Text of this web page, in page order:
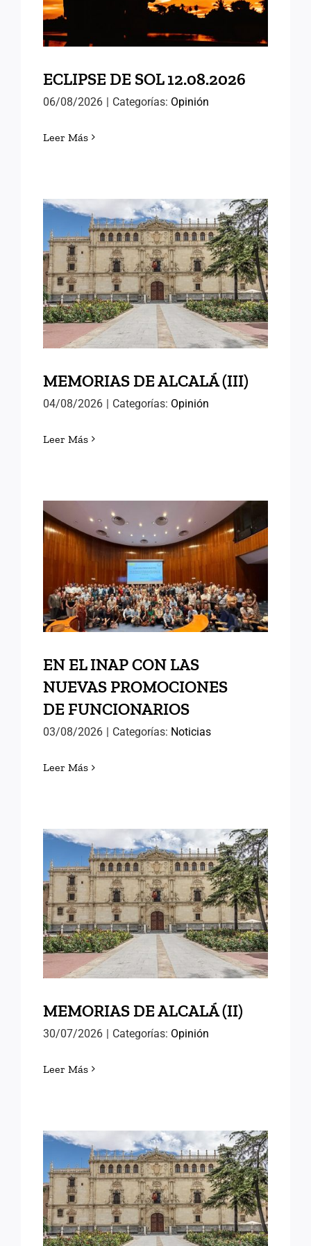
ECLIPSE DE SOL 12.08.2026
06/08/2026 | Categorías: Opinión
Leer Más
MEMORIAS DE ALCALÁ
(III)
MEMORIAS DE ALCALÁ (III)
04/08/2026 | Categorías: Opinión
Leer Más
EN EL INAP CON LAS
NUEVAS PROMOCIONES
DE FUNCIONARIOS
EN EL INAP CON LAS
NUEVAS PROMOCIONES
DE FUNCIONARIOS
03/08/2026 | Categorías: Noticias
Leer Más
MEMORIAS DE ALCALÁ (II)
MEMORIAS DE ALCALÁ (II)
30/07/2026 | Categorías: Opinión
Leer Más
MEMORIAS DE ALCALÁ (I)